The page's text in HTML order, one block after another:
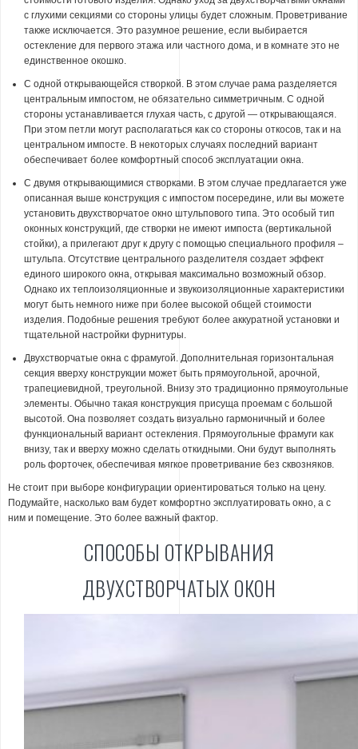
с глухими секциями со стороны улицы будет сложным. Проветривание
также исключается. Это разумное решение, если выбирается
остекление для первого этажа или частного дома, и в комнате это не
единственное окошко.
С одной открывающейся створкой. В этом случае рама разделяется
центральным импостом, не обязательно симметричным. С одной
стороны устанавливается глухая часть, с другой — открывающаяся.
При этом петли могут располагаться как со стороны откосов, так и на
центральном импосте. В некоторых случаях последний вариант
обеспечивает более комфортный способ эксплуатации окна.
С двумя открывающимися створками. В этом случае предлагается уже
описанная выше конструкция с импостом посередине, или вы можете
установить двухстворчатое окно штульпового типа. Это особый тип
оконных конструкций, где створки не имеют импоста (вертикальной
стойки), а прилегают друг к другу с помощью специального профиля –
штульпа. Отсутствие центрального разделителя создает эффект
единого широкого окна, открывая максимально возможный обзор.
Однако их теплоизоляционные и звукоизоляционные характеристики
могут быть немного ниже при более высокой общей стоимости
изделия. Подобные решения требуют более аккуратной установки и
тщательной настройки фурнитуры.
Двухстворчатые окна с фрамугой. Дополнительная горизонтальная
секция вверху конструкции может быть прямоугольной, арочной,
трапециевидной, треугольной. Внизу это традиционно прямоугольные
элементы. Обычно такая конструкция присуща проемам с большой
высотой. Она позволяет создать визуально гармоничный и более
функциональный вариант остекления. Прямоугольные фрамуги как
внизу, так и вверху можно сделать откидными. Они будут выполнять
роль форточек, обеспечивая мягкое проветривание без сквозняков.
Не стоит при выборе конфигурации ориентироваться только на цену.
Подумайте, насколько вам будет комфортно эксплуатировать окно, а с
ним и помещение. Это более важный фактор.
СПОСОБЫ ОТКРЫВАНИЯ
ДВУХСТВОРЧАТЫХ ОКОН